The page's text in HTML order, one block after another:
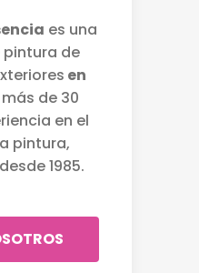
es una
pintura de
en
de 30
en el
pintura,
1985.